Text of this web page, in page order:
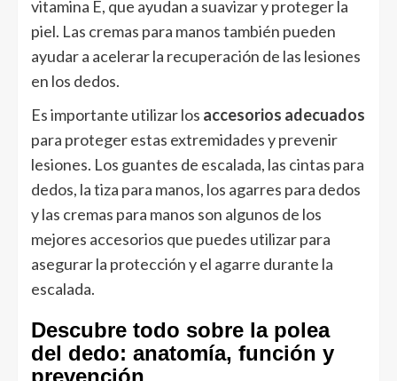
vitamina E, que ayudan a suavizar y proteger la
piel. Las cremas para manos también pueden
ayudar a acelerar la recuperación de las lesiones
en los dedos.
Es importante utilizar los accesorios adecuados
para proteger estas extremidades y prevenir
lesiones. Los guantes de escalada, las cintas para
dedos, la tiza para manos, los agarres para dedos
y las cremas para manos son algunos de los
mejores accesorios que puedes utilizar para
asegurar la protección y el agarre durante la
escalada.
Descubre todo sobre la polea
del dedo: anatomía, función y
prevención